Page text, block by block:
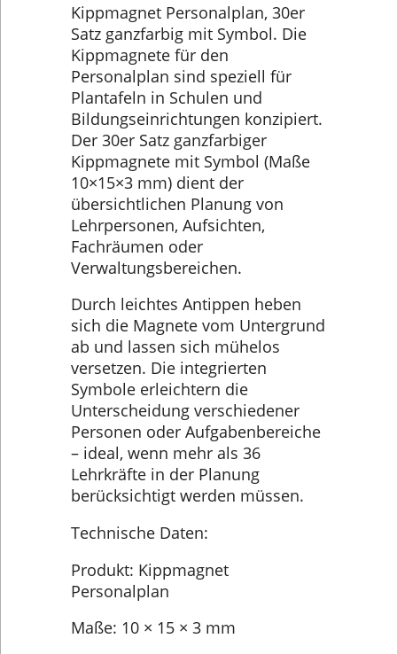
Kippmagnet Personalplan, 30er
Satz ganzfarbig mit Symbol. Die
Kippmagnete für den
Personalplan sind speziell für
Plantafeln in Schulen und
Bildungseinrichtungen konzipiert.
Der 30er Satz ganzfarbiger
Kippmagnete mit Symbol (Maße
10×15×3 mm) dient der
übersichtlichen Planung von
Lehrpersonen, Aufsichten,
Fachräumen oder
Verwaltungsbereichen.
Durch leichtes Antippen heben
sich die Magnete vom Untergrund
ab und lassen sich mühelos
versetzen. Die integrierten
Symbole erleichtern die
Unterscheidung verschiedener
Personen oder Aufgabenbereiche
– ideal, wenn mehr als 36
Lehrkräfte in der Planung
berücksichtigt werden müssen.
Technische Daten:
Produkt: Kippmagnet
Personalplan
Maße: 10 × 15 × 3 mm